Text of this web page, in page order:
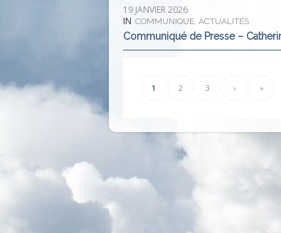
19 JANVIER 2026
IN COMMUNIQUE,ACTUALITÉS
Communiqué de Presse –
1 2 3 › »